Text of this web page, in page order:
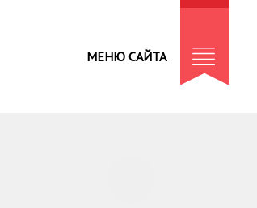
МЕНЮ САЙТА